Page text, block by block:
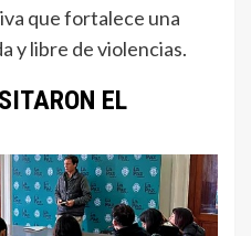
que fortalece una
y libre de violencias.
EL